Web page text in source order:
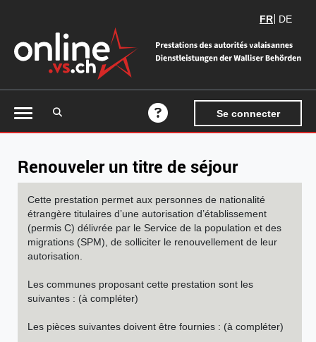
FR DE
Accéder à la recherche
Aide en ligne
Se connecter
Renouveler un titre de séjour
Cette prestation permet aux personnes de nationalité
étrangère titulaires d’une autorisation d’établissement
(permis C) délivrée par le Service de la population et des
migrations (SPM), de solliciter le renouvellement de leur
autorisation.
Les communes proposant cette prestation sont les
suivantes : (à compléter)
Les pièces suivantes doivent être fournies : (à compléter)